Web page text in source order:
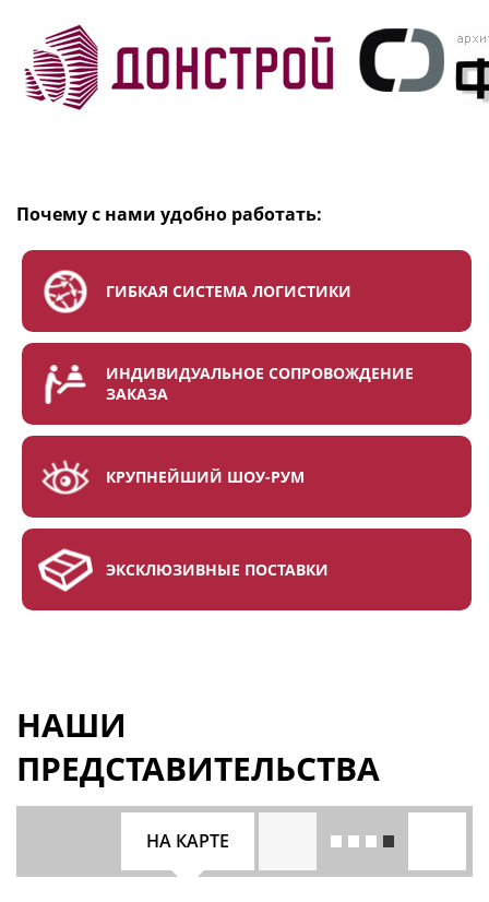
Почему с нами удобно работать:
ГИБКАЯ СИСТЕМА ЛОГИСТИКИ
ИНДИВИДУАЛЬНОЕ СОПРОВОЖДЕНИЕ
ЗАКАЗА
КРУПНЕЙШИЙ ШОУ-РУМ
ЭКСКЛЮЗИВНЫЕ ПОСТАВКИ
НАШИ
ПРЕДСТАВИТЕЛЬСТВА
НА КАРТЕ